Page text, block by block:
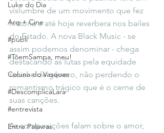
Luke do Dia
Arq + Cine
#publi
#TôemSampa, meu!
Coluna do Vasques
#DescomplicaLara
#entrevista
Entre Palavras
vislumbre de um movimento que fez
história e até hoje reverbera nos bailes
do Estado. A nova Black Music - se
assim podemos denominar - chega
destacando as lutas pela equidade
racial e de gênero, não perdendo o
romantismo trágico que é o cerne de
suas canções.
As composições falam sobre o amor,